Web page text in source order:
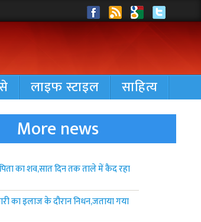
लाइफ स्टाइल साहित्य
More news
का शव,सात दिन तक ताले में कैद रहा
का इलाज के दौरान निधन,जताया गया